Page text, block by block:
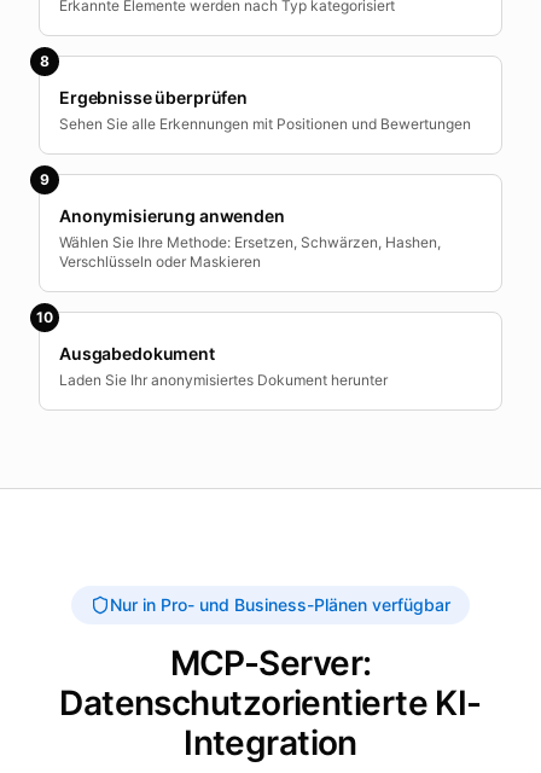
Erkannte Elemente werden nach Typ kategorisiert
8
Ergebnisse überprüfen
Sehen Sie alle Erkennungen mit Positionen und Bewertungen
9
Anonymisierung anwenden
Wählen Sie Ihre Methode: Ersetzen, Schwärzen, Hashen,
Verschlüsseln oder Maskieren
10
Ausgabedokument
Laden Sie Ihr anonymisiertes Dokument herunter
Nur in Pro- und Business-Plänen verfügbar
MCP-Server:
Datenschutzorientierte KI-
Integration